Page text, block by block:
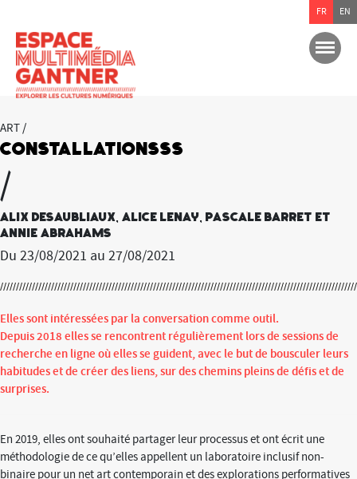
ART /
ConstallationSSS
/
Alix Desaubliaux, Alice Lenay, Pascale Barret et
Annie Abrahams
Du 23/08/2021 au 27/08/2021
Elles sont intéressées par la conversation comme outil.
Depuis 2018 elles se rencontrent régulièrement lors de sessions de
recherche en ligne où elles se guident, avec le but de bousculer leurs
habitudes et de créer des liens, sur des chemins pleins de défis et de
surprises.
En 2019, elles ont souhaité partager leur processus et ont écrit une
méthodologie de ce qu’elles appellent un laboratoire inclusif non-
binaire pour un net art contemporain et des explorations performatives
FR EN